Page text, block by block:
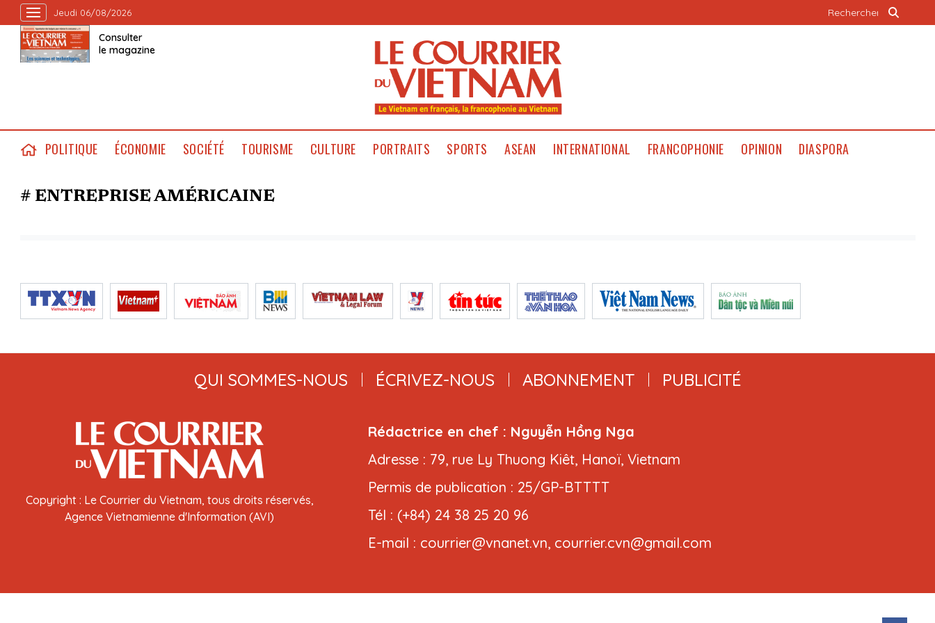
Jeudi 06/08/2026
Consulter
le magazine
POLITIQUE ÉCONOMIE SOCIÉTÉ TOURISME CULTURE PORTRAITS SPORTS ASEAN INTERNATIONAL FRANCOPHONIE OPINION DIASPORA
# ENTREPRISE AMÉRICAINE
QUI SOMMES-NOUS ÉCRIVEZ-NOUS ABONNEMENT PUBLICITÉ
Copyright : Le Courrier du Vietnam, tous droits réservés,
Agence Vietnamienne d'Information (AVI)
Rédactrice en chef : Nguyễn Hồng Nga
Adresse : 79, rue Ly Thuong Kiêt, Hanoï, Vietnam
Permis de publication : 25/GP-BTTTT
Tél : (+84) 24 38 25 20 96
E-mail : courrier@vnanet.vn, courrier.cvn@gmail.com